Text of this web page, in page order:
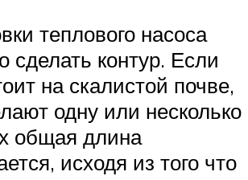
теплового насоса
сделать контур. Если
на скалистой почве,
одну или несколько
общая длина
исходя из того что